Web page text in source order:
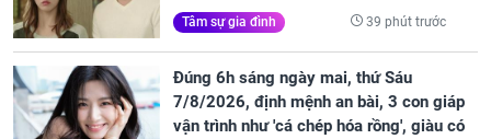
Tâm sự gia đình 39 phút trước
Đúng 6h sáng ngày mai, thứ Sáu
7/8/2026, định mệnh an bài, 3 con giáp
vận trình như 'cá chép hóa rồng', giàu có